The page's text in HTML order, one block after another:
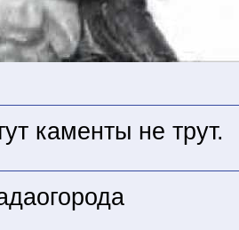
каменты не трут.